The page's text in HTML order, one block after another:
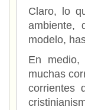
Claro, lo
ambiente,
modelo,
En medio,
muchas
corrientes